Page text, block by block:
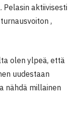
aktiivisesti
,
olen ylpeä, että
uudestaan
nähdä millainen